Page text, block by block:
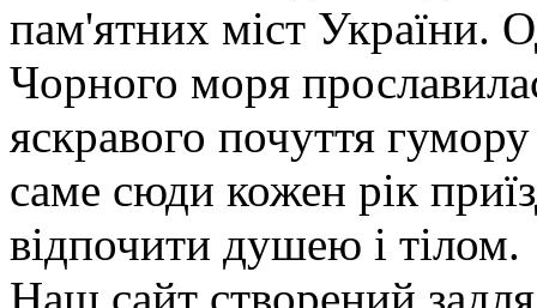
пам'ятних міст України.
Чорного моря
яскравого почуття
саме сюди кожен рік
відпочити душею і тілом.